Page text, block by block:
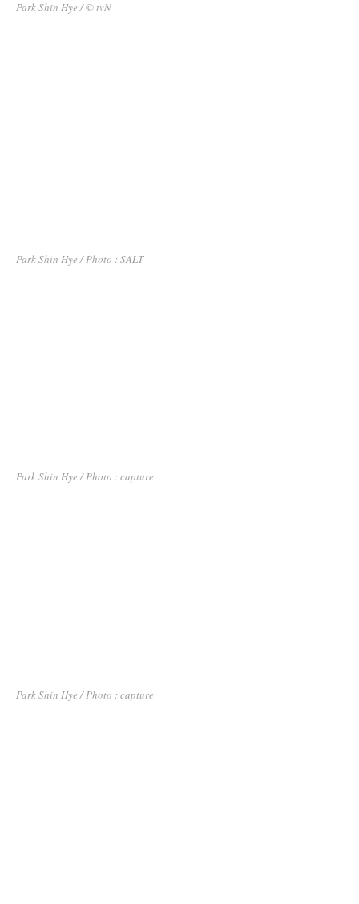
Park Shin Hye / © tvN
Park Shin Hye / Photo : SALT
Park Shin Hye / Photo : capture
Park Shin Hye / Photo : capture